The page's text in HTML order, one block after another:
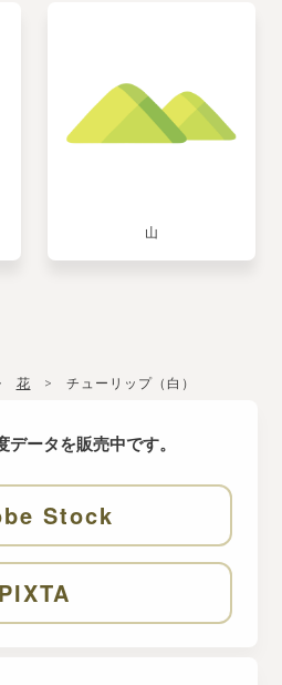
山
花 チューリップ（白）
データを販売中です。
Stock
PIXTA